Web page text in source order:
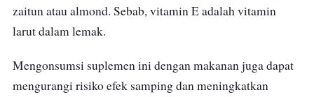
zaitun atau almond. Sebab, vitamin E adalah vitamin
larut dalam lemak.
Mengonsumsi suplemen ini dengan makanan juga dapat
mengurangi risiko efek samping dan meningkatkan